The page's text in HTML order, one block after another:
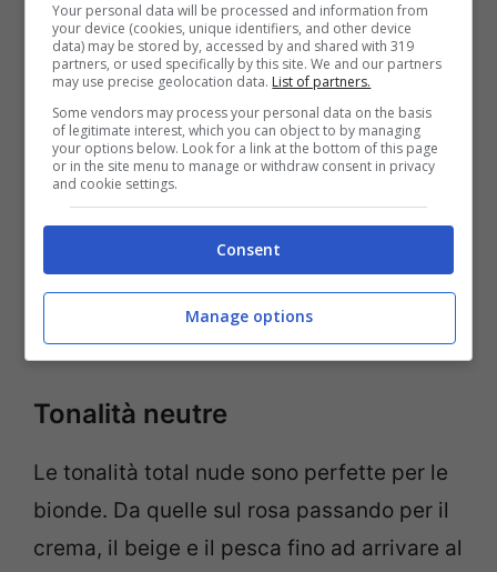
Tonalità neutre
Le tonalità total nude sono perfette per le
bionde. Da quelle sul rosa passando per il
crema, il beige e il pesca fino ad arrivare al
Your personal data will be processed and information from
your device (cookies, unique identifiers, and other device
data) may be stored by, accessed by and shared with 319
partners, or used specifically by this site. We and our partners
may use precise geolocation data. List of partners.
Some vendors may process your personal data on the basis
of legitimate interest, which you can object to by managing
your options below. Look for a link at the bottom of this page
or in the site menu to manage or withdraw consent in privacy
and cookie settings.
Consent
Manage options